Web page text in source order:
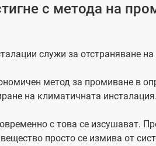
с метода на
служи за отстраняване
метод за промиване в
на климатичната инсталация.
с това се изсушават.
просто се измива от